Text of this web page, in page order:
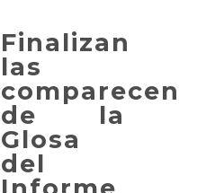
Finalizan
las
de la
Glosa
del